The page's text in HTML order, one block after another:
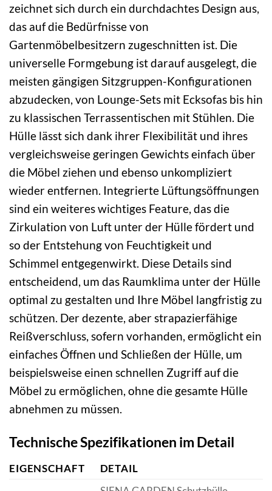
zeichnet sich durch ein durchdachtes Design aus,
das auf die Bedürfnisse von
Gartenmöbelbesitzern zugeschnitten ist. Die
universelle Formgebung ist darauf ausgelegt, die
meisten gängigen Sitzgruppen-Konfigurationen
abzudecken, von Lounge-Sets mit Ecksofas bis hin
zu klassischen Terrassentischen mit Stühlen. Die
Hülle lässt sich dank ihrer Flexibilität und ihres
vergleichsweise geringen Gewichts einfach über
die Möbel ziehen und ebenso unkompliziert
wieder entfernen. Integrierte Lüftungsöffnungen
sind ein weiteres wichtiges Feature, das die
Zirkulation von Luft unter der Hülle fördert und
so der Entstehung von Feuchtigkeit und
Schimmel entgegenwirkt. Diese Details sind
entscheidend, um das Raumklima unter der Hülle
optimal zu gestalten und Ihre Möbel langfristig zu
schützen. Der dezente, aber strapazierfähige
Reißverschluss, sofern vorhanden, ermöglicht ein
einfaches Öffnen und Schließen der Hülle, um
beispielsweise einen schnellen Zugriff auf die
Möbel zu ermöglichen, ohne die gesamte Hülle
abnehmen zu müssen.
Technische Spezifikationen im Detail
EIGENSCHAFT DETAIL